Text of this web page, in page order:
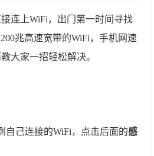
连上WiFi，出门第一时间寻找
兆高速宽带的WiFi，手机网速
大家一招轻松解决。
自己连接的WiFi，点击后面的感